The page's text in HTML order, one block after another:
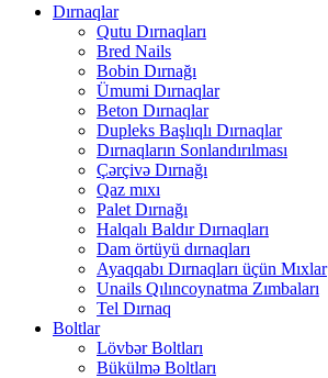
Dırnaqlar
Qutu Dırnaqları
Bred Nails
Bobin Dırnağı
Ümumi Dırnaqlar
Beton Dırnaqlar
Dupleks Başlıqlı Dırnaqlar
Dırnaqların Sonlandırılması
Çərçivə Dırnağı
Qaz mıxı
Palet Dırnağı
Halqalı Baldır Dırnaqları
Dam örtüyü dırnaqları
Ayaqqabı Dırnaqları üçün Mıxlar
Unails Qılıncoynatma Zımbaları
Tel Dırnaq
Boltlar
Lövbər Boltları
Bükülmə Boltları